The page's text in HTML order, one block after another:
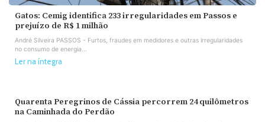
Gatos: Cemig identifica 233 irregularidades em Passos e
prejuízo de R$ 1 milhão
André Silveira PASSOS - Furtos, fraudes em medidores e outras irregularidades
no consumo de energia...
Ler na íntegra
Quarenta Peregrinos de Cássia percorrem 24 quilômetros
na Caminhada do Perdão